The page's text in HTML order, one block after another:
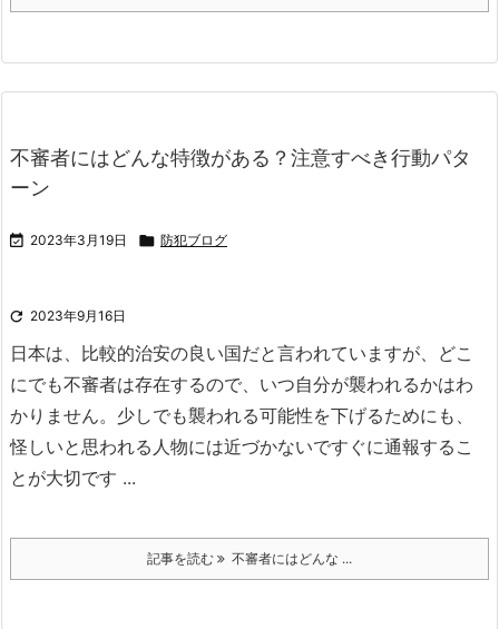
不審者にはどんな特徴がある？注意すべき行動パタ
ーン
 2023年3月19日  防犯ブログ
 2023年9月16日
日本は、比較的治安の良い国だと言われていますが、どこ
にでも不審者は存在するので、いつ自分が襲われるかはわ
かりません。 少しでも襲われる可能性を下げるためにも、
怪しいと思われる人物には近づかないですぐに通報するこ
とが大切です ...
記事を読む 不審者にはどんな ...